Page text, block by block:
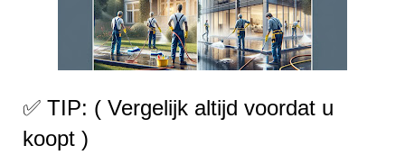
✅ TIP: ( Vergelijk altijd voordat u
koopt )